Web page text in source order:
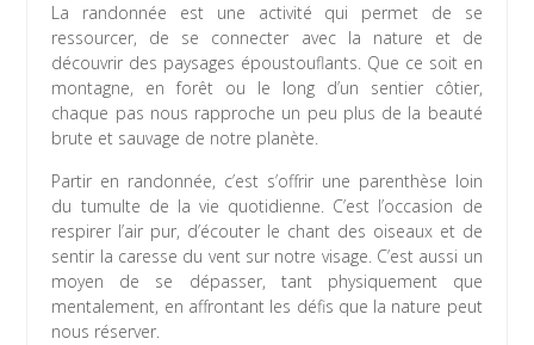
La randonnée est une activité qui permet de se
ressourcer, de se connecter avec la nature et de
découvrir des paysages époustouflants. Que ce soit en
montagne, en forêt ou le long d’un sentier côtier,
chaque pas nous rapproche un peu plus de la beauté
brute et sauvage de notre planète.
Partir en randonnée, c’est s’offrir une parenthèse loin
du tumulte de la vie quotidienne. C’est l’occasion de
respirer l’air pur, d’écouter le chant des oiseaux et de
sentir la caresse du vent sur notre visage. C’est aussi un
moyen de se dépasser, tant physiquement que
mentalement, en affrontant les défis que la nature peut
nous réserver.